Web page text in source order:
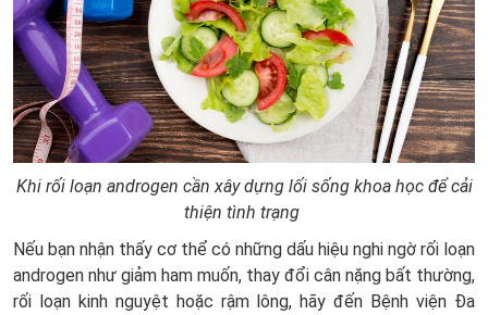
Khi rối loạn androgen cần xây dựng lối sống khoa học để cải
thiện tình trạng
Nếu bạn nhận thấy cơ thể có những dấu hiệu nghi ngờ rối loạn
androgen như giảm ham muốn, thay đổi cân nặng bất thường,
rối loạn kinh nguyệt hoặc rậm lông, hãy đến Bệnh viện Đa